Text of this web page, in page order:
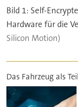
Bild 1: Self-
Hardware für die
Silicon Motion)
Das Fahrzeug als